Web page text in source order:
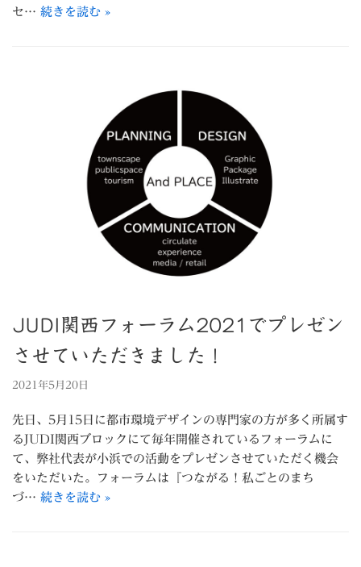
セ… 続きを読む »
JUDI関西フォーラム2021でプレゼン
させていただきました！
2021年5月20日
先日、5月15日に都市環境デザインの専門家の方が多く所属す
るJUDI関西ブロックにて毎年開催されているフォーラムに
て、弊社代表が小浜での活動をプレゼンさせていただく機会
をいただいた。フォーラムは『つながる！私ごとのまち
づ… 続きを読む »